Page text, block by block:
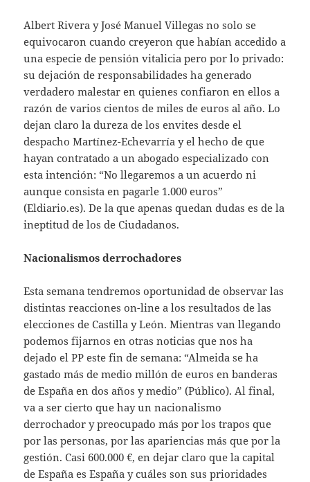
Albert Rivera y José Manuel Villegas no solo se
equivocaron cuando creyeron que habían accedido a
una especie de pensión vitalicia pero por lo privado:
su dejación de responsabilidades ha generado
verdadero malestar en quienes confiaron en ellos a
razón de varios cientos de miles de euros al año. Lo
dejan claro la dureza de los envites desde el
despacho Martínez-Echevarría y el hecho de que
hayan contratado a un abogado especializado con
esta intención: “No llegaremos a un acuerdo ni
aunque consista en pagarle 1.000 euros”
(Eldiario.es). De la que apenas quedan dudas es de la
ineptitud de los de Ciudadanos.
Nacionalismos derrochadores
Esta semana tendremos oportunidad de observar las
distintas reacciones on-line a los resultados de las
elecciones de Castilla y León. Mientras van llegando
podemos fijarnos en otras noticias que nos ha
dejado el PP este fin de semana: “Almeida se ha
gastado más de medio millón de euros en banderas
de España en dos años y medio” (Público). Al final,
va a ser cierto que hay un nacionalismo
derrochador y preocupado más por los trapos que
por las personas, por las apariencias más que por la
gestión. Casi 600.000 €, en dejar claro que la capital
de España es España y cuáles son sus prioridades